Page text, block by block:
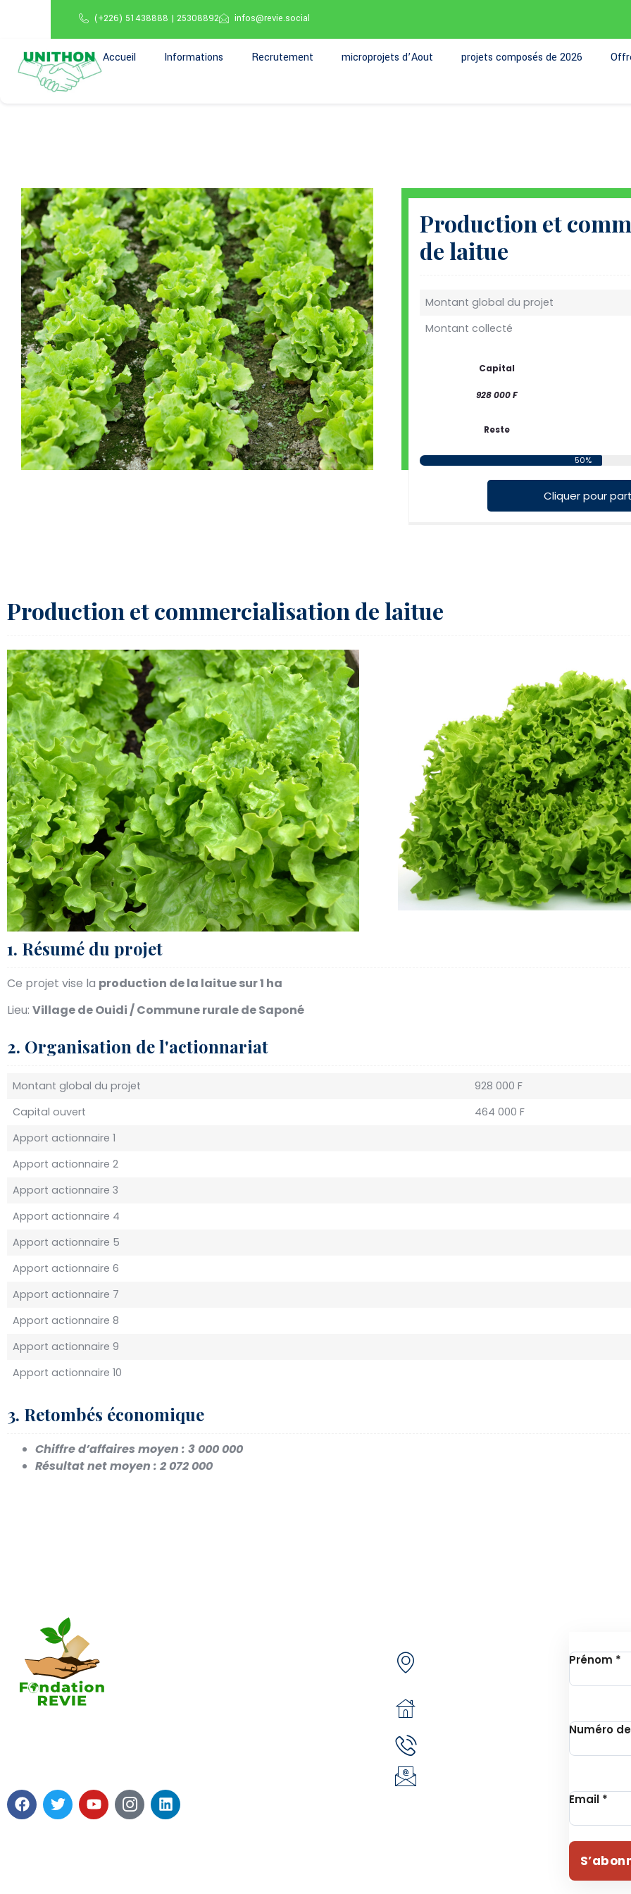
(+226) 51438888 | 25308892 infos@revie.social
Accueil Informations Recrutement microprojets d’Aout projets composés de 2026
Production et
de laitue
Montant global du projet
Montant collecté
Capital
928 000 F
Reste
50%
Cliquer pour
Production et commercialisation de laitue
1. Résumé du projet
Ce projet vise la production de la laitue sur 1 ha
Lieu: Village de Ouidi / Commune rurale de Saponé
2. Organisation de l'actionnariat
Montant global du projet 928 000 F
Capital ouvert
464 000 F
Apport actionnaire 1
Apport actionnaire 2
Apport actionnaire 3
Apport actionnaire 4
Apport actionnaire 5
Apport actionnaire 6
Apport actionnaire 7
Apport actionnaire 8
Apport actionnaire 9
Apport actionnaire 10
3. Retombés économique
Chiffre d’affaires moyen : 3 000 000
Résultat net moyen : 2 072 000
Prénom *
Numéro
Email *